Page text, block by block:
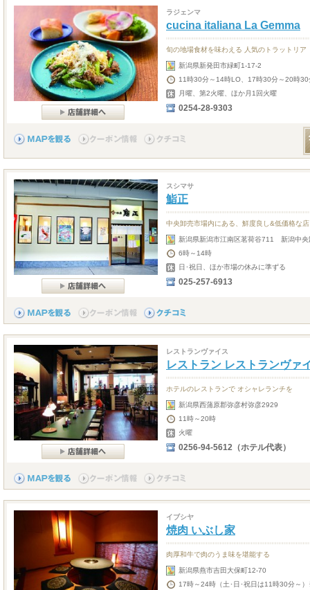
ラジェンマ
cucina italiana La Gemma
旬の地場食材を味わえる 人気のトラットリア
新潟県新発田市緑町1-17-2
11時30分～14時LO、17時30分～20時30
月曜、第2火曜、ほか月1回火曜
0254-28-9303
スシマサ
鮨正
中央卸売市場内にある、鮮度良し&低価格な店
新潟県新潟市江南区茗荷谷711 新潟中央
6時～14時
日･祝日、ほか市場の休みに準ずる
025-257-6913
レストランヴァイス
レストラン レストランヴァ
ホテルのレストランで オシャレランチを
新潟県西蒲原郡弥彦村弥彦2929
11時～20時
火曜
0256-94-5612（ホテル代表）
イブシヤ
焼肉 いぶし家
肉厚和牛で肉のうま味を堪能する
新潟県燕市吉田大保町12-70
17時～24時（土･日･祝日は11時30分～